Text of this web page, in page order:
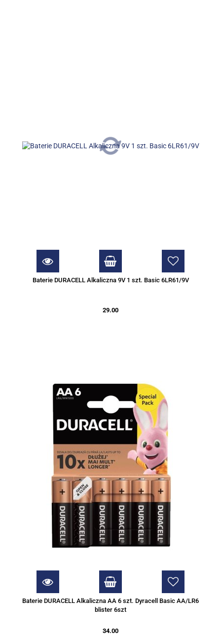
Baterie DURACELL Alkaliczna 9V 1 szt. Basic 6LR61/9V
29.00
Baterie DURACELL Alkaliczna AA 6 szt. Dyracell Basic AA/LR6
blister 6szt
34.00